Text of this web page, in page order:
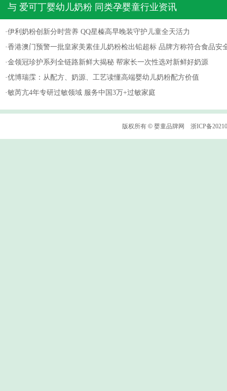
与 爱可丁婴幼儿奶粉 同类孕婴童行业资讯
·伊利奶粉创新分时营养 QQ星榛高早晚装守护儿童全天活力
·香港澳门预警一批皇家美素佳儿奶粉检出铅超标 品牌方称符合食品安
·金领冠珍护系列全链路新鲜大揭秘 帮家长一次性选对新鲜好奶源
·优博瑞霂：从配方、奶源、工艺读懂高端婴幼儿奶粉配方价值
·敏芮亢4年专研过敏领域 服务中国3万+过敏家庭
版权所有 ©婴童品牌网浙ICP备